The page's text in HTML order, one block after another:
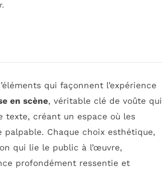
qui façonnent l’expérience
en scène, véritable clé de voûte qui
texte, créant un espace où les
palpable. Chaque choix esthétique,
qui lie le public à l’œuvre,
profondément ressentie et